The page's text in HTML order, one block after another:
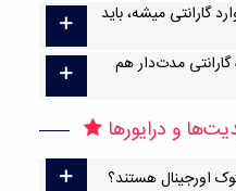
گارانتی میشه، باید
مدت‌دار هم
و درایورها
اورجینال هستند؟